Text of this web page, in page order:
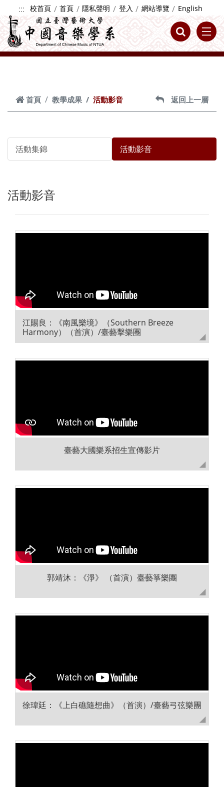
跳到主要內容
::: 校首頁 首頁 隱私聲明 登入 網站導覽 English
首頁 教學成果 活動影音 返回上一層
活動集錦 活動影音
活動影音
江賜良：《南風樂境》（Southern Breeze
Harmony）（首演）/臺藝擊樂團
臺藝大國樂系招生宣傳影片
郭靖沐：《淨》 （首演）臺藝箏樂團
徐瑋廷：《上白礁隨想曲》（首演）/臺藝弓弦樂團